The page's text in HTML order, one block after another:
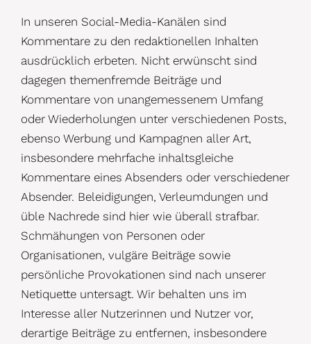
In unseren Social-Media-Kanälen sind
Kommentare zu den redaktionellen Inhalten
ausdrücklich erbeten. Nicht erwünscht sind
dagegen themenfremde Beiträge und
Kommentare von unangemessenem Umfang
oder Wiederholungen unter verschiedenen Posts,
ebenso Werbung und Kampagnen aller Art,
insbesondere mehrfache inhaltsgleiche
Kommentare eines Absenders oder verschiedener
Absender. Beleidigungen, Verleumdungen und
üble Nachrede sind hier wie überall strafbar.
Schmähungen von Personen oder
Organisationen, vulgäre Beiträge sowie
persönliche Provokationen sind nach unserer
Netiquette untersagt. Wir behalten uns im
Interesse aller Nutzerinnen und Nutzer vor,
derartige Beiträge zu entfernen, insbesondere